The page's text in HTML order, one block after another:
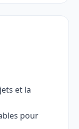
et la
pour